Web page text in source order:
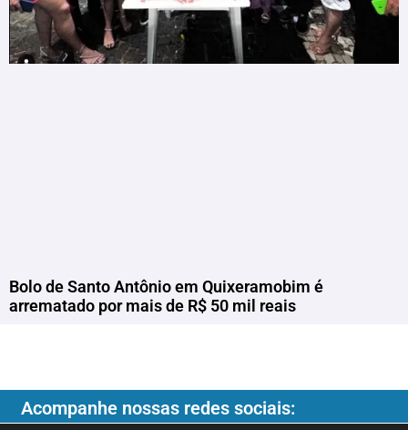
Bolo de Santo Antônio em Quixeramobim é
arrematado por mais de R$ 50 mil reais
Acompanhe nossas redes sociais: